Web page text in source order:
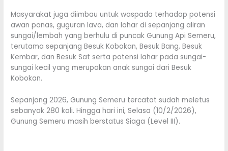
Masyarakat juga diimbau untuk waspada terhadap potensi
awan panas, guguran lava, dan lahar di sepanjang aliran
sungai/lembah yang berhulu di puncak Gunung Api Semeru,
terutama sepanjang Besuk Kobokan, Besuk Bang, Besuk
Kembar, dan Besuk Sat serta potensi lahar pada sungai-
sungai kecil yang merupakan anak sungai dari Besuk
Kobokan.
Sepanjang 2026, Gunung Semeru tercatat sudah meletus
sebanyak 280 kali. Hingga hari ini, Selasa (10/2/2026),
Gunung Semeru masih berstatus Siaga (Level III).